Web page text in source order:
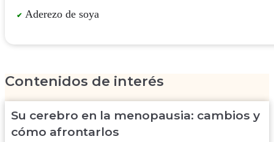
Aderezo de soya
Contenidos de interés
Su cerebro en la menopausia: cambios y
cómo afrontarlos